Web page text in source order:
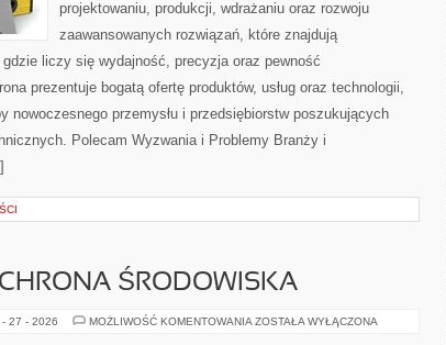
projektowaniu, produkcji, wdrażaniu oraz rozwoju
zaawansowanych rozwiązań, które znajdują
liczy się wydajność, precyzja oraz pewność
prezentuje bogatą ofertę produktów, usług oraz technologii,
nowoczesnego przemysłu i przedsiębiorstw poszukujących
Polecam Wyzwania i Problemy Branży i
ŚRODOWISKA
- 27 - 2026 MOŻLIWOŚĆ KOMENTOWANIA PRZYRODA
ZOSTAŁA WYŁĄCZONA